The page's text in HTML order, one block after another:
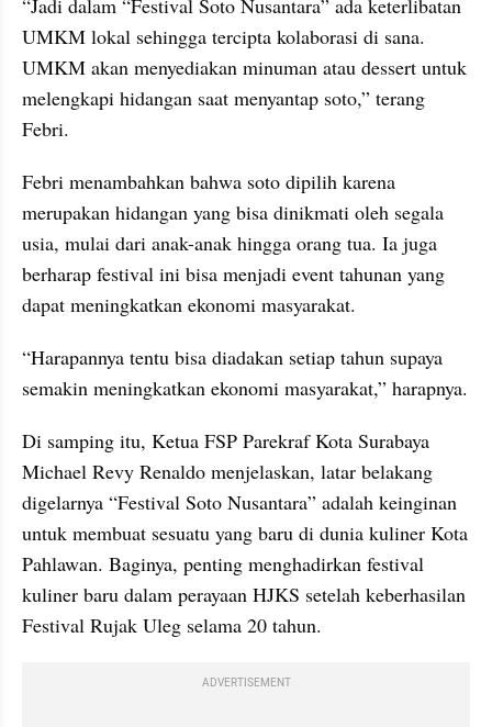
“Jadi dalam “Festival Soto Nusantara” ada keterlibatan
UMKM lokal sehingga tercipta kolaborasi di sana.
UMKM akan menyediakan minuman atau dessert untuk
melengkapi hidangan saat menyantap soto,” terang
Febri.
Febri menambahkan bahwa soto dipilih karena
merupakan hidangan yang bisa dinikmati oleh segala
usia, mulai dari anak-anak hingga orang tua. Ia juga
berharap festival ini bisa menjadi event tahunan yang
dapat meningkatkan ekonomi masyarakat.
“Harapannya tentu bisa diadakan setiap tahun supaya
semakin meningkatkan ekonomi masyarakat,” harapnya.
Di samping itu, Ketua FSP Parekraf Kota Surabaya
Michael Revy Renaldo menjelaskan, latar belakang
digelarnya “Festival Soto Nusantara” adalah keinginan
untuk membuat sesuatu yang baru di dunia kuliner Kota
Pahlawan. Baginya, penting menghadirkan festival
kuliner baru dalam perayaan HJKS setelah keberhasilan
Festival Rujak Uleg selama 20 tahun.
ADVERTISEMENT